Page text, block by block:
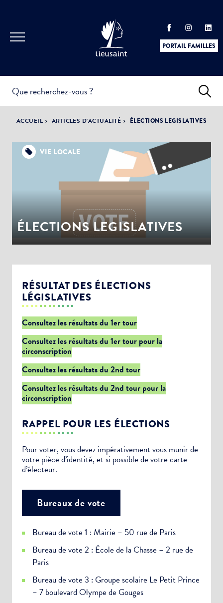
PORTAIL FAMILLES
PRATIQUES &
DÉMARCHES
ACTUALITÉS &
ÉVÈNEMENTS
LA VILLE
DÉMOCRATIE
PARTICIPATIVE
ACCUEIL ARTICLES D'ACTUALITÉ ÉLECTIONS LEGISLATIVES
VIE LOCALE
ÉLECTIONS LEGISLATIVES
RÉSULTAT DES ÉLECTIONS
LÉGISLATIVES
Consultez les résultats du 1er tour
Consultez les résultats du 1er tour pour la
circonscription
Consultez les résultats du 2nd tour
Consultez les résultats du 2nd tour pour la
circonscription
RAPPEL POUR LES ÉLECTIONS
Pour voter, vous devez impérativement vous munir de
votre pièce d’identité, et si possible de votre carte
d’électeur.
Bureaux de vote
Bureau de vote 1 : Mairie – 50 rue de Paris
Bureau de vote 2 : École de la Chasse – 2 rue de
Paris
Bureau de vote 3 : Groupe scolaire Le Petit Prince
– 7 boulevard Olympe de Gouges